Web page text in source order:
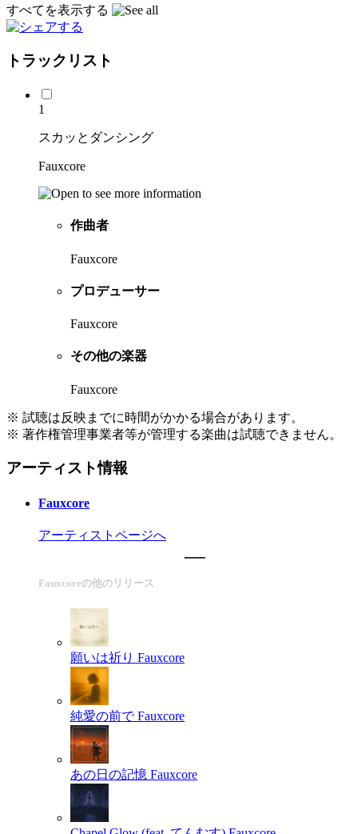
すべてを表示する
トラックリスト
1
スカッとダンシング
Fauxcore
作曲者
Fauxcore
プロデューサー
Fauxcore
その他の楽器
Fauxcore
※ 試聴は反映までに時間がかかる場合があります。
※ 著作権管理事業者等が管理する楽曲は試聴できません。
アーティスト情報
Fauxcore
アーティストページへ
Fauxcoreの他のリリース
願いは祈り Fauxcore
純愛の前で Fauxcore
あの日の記憶 Fauxcore